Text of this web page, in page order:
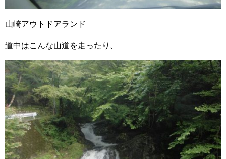
山崎アウトドアランド
道中はこんな山道を走ったり、